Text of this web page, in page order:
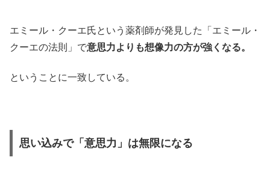
エミール・クーエ氏という薬剤師が発見した「エミール・
クーエの法則」で意思力よりも想像力の方が強くなる。
ということに一致している。
思い込みで「意思力」は無限になる